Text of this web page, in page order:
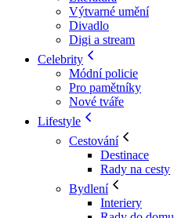
Výtvarné umění
Divadlo
Digi a stream
Celebrity
Módní policie
Pro pamětníky
Nové tváře
Lifestyle
Cestování
Destinace
Rady na cesty
Bydlení
Interiery